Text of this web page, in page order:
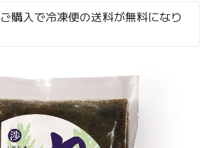
ご購入で冷凍便の送料が無料になり